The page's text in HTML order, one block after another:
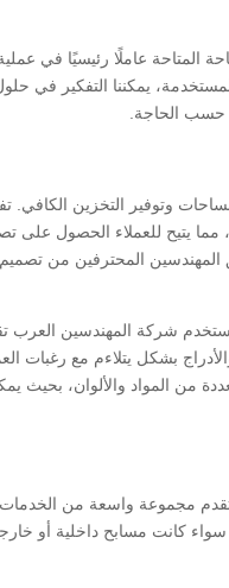
المتاحة عاملًا رئيسيًا في
يمكننا التفكير في
حسب الحاجة.
وتوفير التخزين الكافي.
يتيح للعملاء الحصول على
المهندسين المحترفين من
شركة المهندسين العرب
بشكل يتلاءم مع رغبات
من المواد والألوان، بحيث
مجموعة واسعة من الخدمات
سواء كانت مسابح داخلية أو